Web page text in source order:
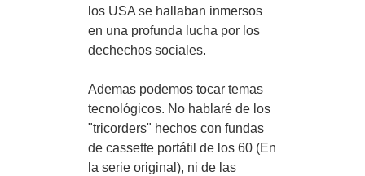
los USA se hallaban inmersos
en una profunda lucha por los
dechechos sociales.
Ademas podemos tocar temas
tecnológicos. No hablaré de los
"tricorders" hechos con fundas
de cassette portátil de los 60 (En
la serie original), ni de las